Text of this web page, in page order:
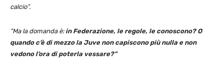
calcio”.
“Ma la domanda è:in Federazione, le regole, le conoscono? O
quando c’è di mezzo la Juve non capiscono più nulla e non
vedono l’ora di poterla vessare?”